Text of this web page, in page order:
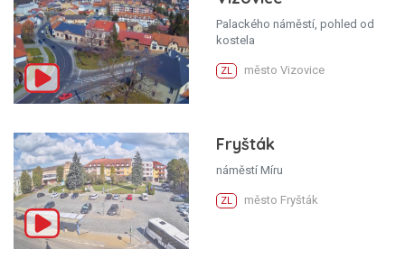
Palackého náměstí, pohled od
kostela
ZL město Vizovice
Fryšták
náměstí Míru
ZL město Fryšták